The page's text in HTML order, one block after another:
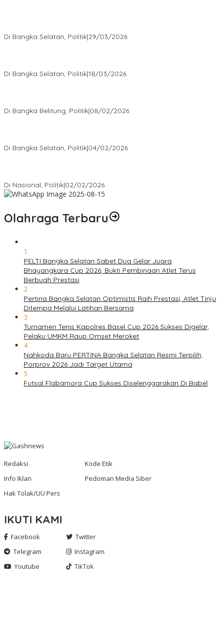
Di Bangka Selatan, Politik|29/03/2026
Di Bangka Selatan, Politik|18/03/2026
Di Bangka Belitung, Politik|08/02/2026
Di Bangka Selatan, Politik|04/02/2026
Di Nasional, Politik|02/02/2026
Olahraga Terbaru
1
PELTI Bangka Selatan Sabet Dua Gelar Juara
Bhayangkara Cup 2026, Bukti Pembinaan Atlet Terus
Berbuah Prestasi
2
Pertina Bangka Selatan Optimistis Raih Prestasi, Atlet Tinju
Ditempa Melalui Latihan Bersama
3
Turnamen Tenis Kapolres Basel Cup 2026 Sukses Digelar,
Pelaku UMKM Raup Omset Meroket
4
Nahkoda Baru PERTINA Bangka Selatan Resmi Terpilih,
Porprov 2026 Jadi Target Utama
5
Futsal Flabamora Cup Sukses Diselenggarakan Di Babel
Redaksi
Kode Etik
Info Iklan
Pedoman Media Siber
Hak Tolak/UU Pers
IKUTI KAMI
Facebook
Twitter
Telegram
Instagram
Youtube
TikTok